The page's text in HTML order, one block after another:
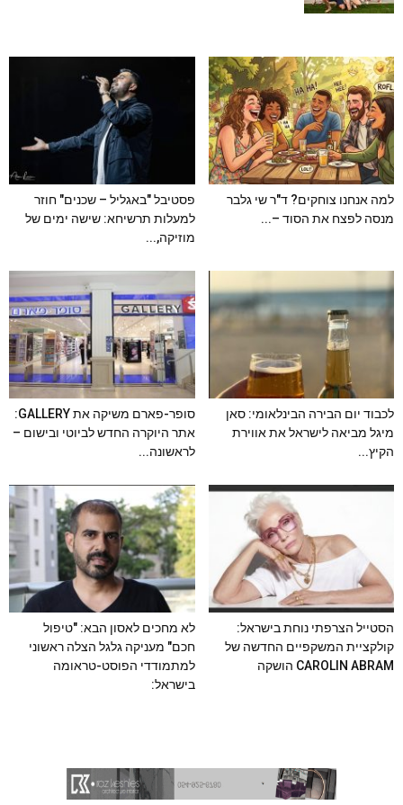
למה אנחנו צוחקים? ד"ר שי גלבר
מנסה לפצח את הסוד –...
פסטיבל "באגליל – שכנים" חוזר
למעלות תרשיחא: שישה ימים של
מוזיקה,...
לכבוד יום הבירה הבינלאומי: סאן
מיגל מביאה לישראל את אווירת
הקיץ...
סופר-פארם משיקה את GALLERY:
אתר היוקרה החדש לביוטי ובישום –
לראשונה...
הסטייל הצרפתי נוחת בישראל:
קולקציית המשקפיים החדשה של
CAROLIN ABRAM הושקה
לא מחכים לאסון הבא: "טיפול
חכם" מעניקה גלגל הצלה ראשוני
למתמודדי הפוסט-טראומה
בישראל: